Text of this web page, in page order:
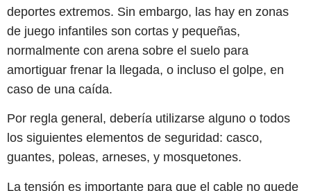
deportes extremos. Sin embargo, las hay en zonas
de juego infantiles son cortas y pequeñas,
normalmente con arena sobre el suelo para
amortiguar frenar la llegada, o incluso el golpe, en
caso de una caída.
Por regla general, debería utilizarse alguno o todos
los siguientes elementos de seguridad: casco,
guantes, poleas, arneses, y mosquetones.
La tensión es importante para que el cable no quede